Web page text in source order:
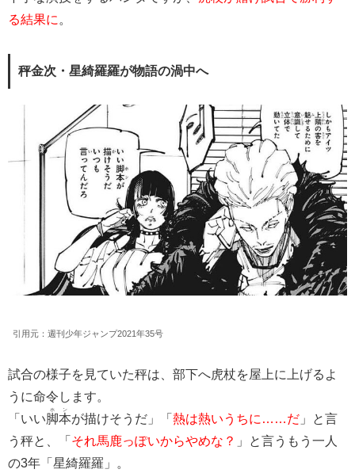
る結果に 。
秤金次・星綺羅羅が物語の渦中へ
引用元：週刊少年ジャンプ2021年35号
試合の様子を見ていた秤は、部下へ虎杖を屋上に上げるよ
うに命令します。
「いい脚本
ホン
が描けそうだ」「 熱は熱いうちに……だ 」と言
う秤と、「 それ馬鹿っぽいからやめな？ 」と言うもう一人
の3年「星綺羅羅」。